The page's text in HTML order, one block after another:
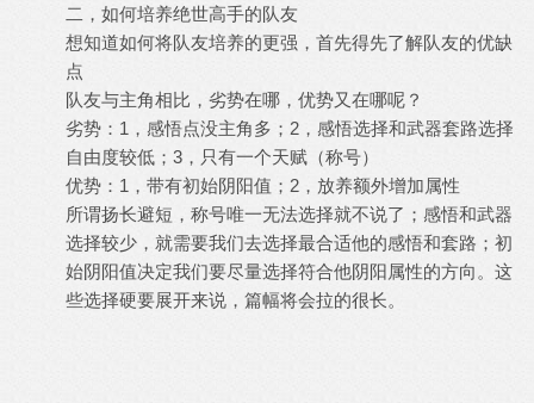
二，如何培养绝世高手的队友
想知道如何将队友培养的更强，首先得先了解队友的优缺
点
队友与主角相比，劣势在哪，优势又在哪呢？
劣势：1，感悟点没主角多；2，感悟选择和武器套路选择
自由度较低；3，只有一个天赋（称号）
优势：1，带有初始阴阳值；2，放养额外增加属性
所谓扬长避短，称号唯一无法选择就不说了；感悟和武器
选择较少，就需要我们去选择最合适他的感悟和套路；初
始阴阳值决定我们要尽量选择符合他阴阳属性的方向。这
些选择硬要展开来说，篇幅将会拉的很长。